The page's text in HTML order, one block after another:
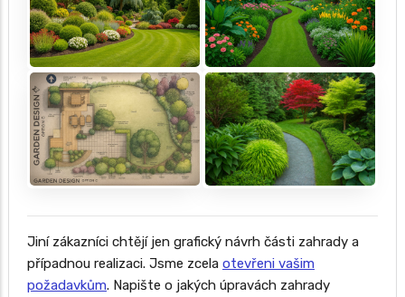
Jiní zákazníci chtějí jen grafický návrh části zahrady a
případnou realizaci. Jsme zcela otevřeni vašim
požadavkům. Napište o jakých úpravách zahrady